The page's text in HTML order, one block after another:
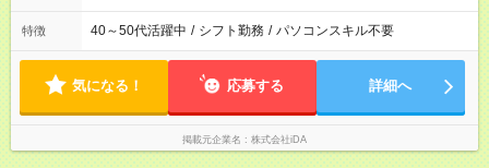
特徴 40～50代活躍中 / シフト勤務 / パソコンスキル不要
気になる！ 応募する 詳細へ
掲載元企業名 株式会社iDA